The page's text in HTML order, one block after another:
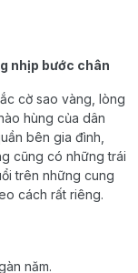
nhịp bước chân
cờ sao vàng, lòng
hùng của dân
bên gia đình,
cũng có những trái
trên những cung
cách rất riêng.
năm.